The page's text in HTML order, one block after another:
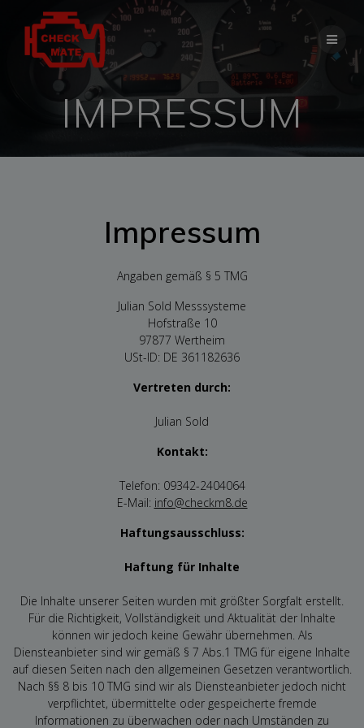
Skip
to
content
IMPRESSUM
Impressum
Angaben gemäß § 5 TMG
Julian Sold Messsysteme
Hofstraße 10
97877 Wertheim
USt-ID: DE 361182636
Vertreten durch:
Julian Sold
Kontakt:
Telefon: 09342-2404064
E-Mail: info@checkm8.de
Haftungsausschluss:
Haftung für Inhalte
Die Inhalte unserer Seiten wurden mit größter Sorgfalt erstellt.
Für die Richtigkeit, Vollständigkeit und Aktualität der Inhalte
können wir jedoch keine Gewähr übernehmen. Als
Diensteanbieter sind wir gemäß § 7 Abs.1 TMG für eigene Inhalte
auf diesen Seiten nach den allgemeinen Gesetzen verantwortlich.
Nach §§ 8 bis 10 TMG sind wir als Diensteanbieter jedoch nicht
verpflichtet, übermittelte oder gespeicherte fremde
Informationen zu überwachen oder nach Umständen zu